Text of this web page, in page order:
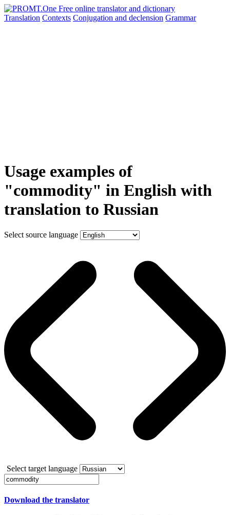
Translation Contexts Conjugation and declension Grammar
Usage examples of
"commodity" in English with
translation to Russian
Select source language
Select target language
Download the translator